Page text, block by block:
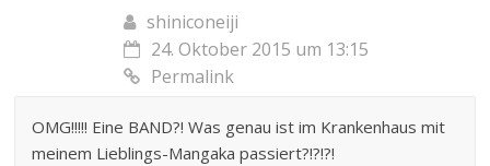
shiniconeiji
24. Oktober 2015 um 13:15
Permalink
OMG!!!!! Eine BAND?! Was genau ist im Krankenhaus mit
meinem Lieblings-Mangaka passiert?!?!?!